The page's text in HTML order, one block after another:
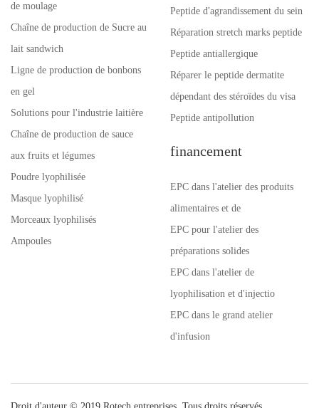
de moulage
Chaîne de production de Sucre au
lait sandwich
Ligne de production de bonbons
en gel
Solutions pour l'industrie laitière
Chaîne de production de sauce
aux fruits et légumes
Poudre lyophilisée
Masque lyophilisé
Morceaux lyophilisés
Ampoules
Peptide d'agrandissement du sein
Réparation stretch marks peptide
Peptide antiallergique
Réparer le peptide dermatite
dépendant des stéroïdes du visa
Peptide antipollution
financement
EPC dans l'atelier des produits
alimentaires et de
EPC pour l'atelier des
préparations solides
EPC dans l'atelier de
lyophilisation et d'injectio
EPC dans le grand atelier
d'infusion